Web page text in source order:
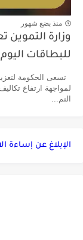
منذ بضع شهور
للبطاقات اليوم
تسعى الحكومة
لمواجهة ارتفاع
التم...
الإبلاغ عن إساءة